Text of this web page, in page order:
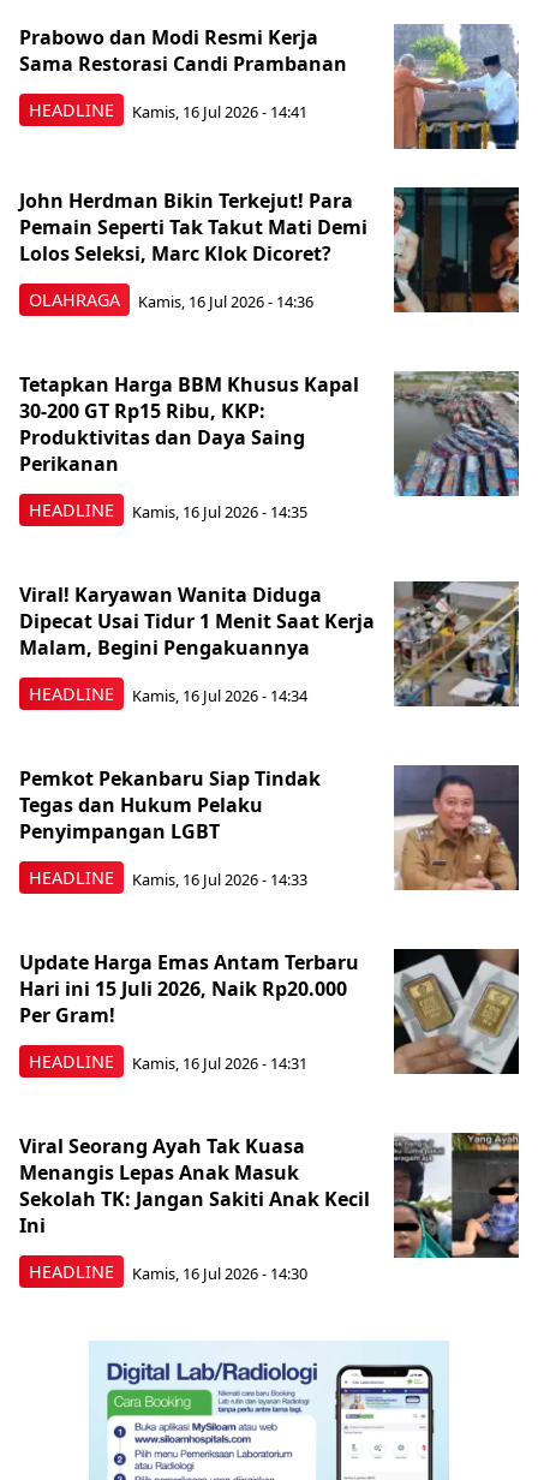
HEADLINE
Prabowo dan Modi Resmi Kerja
Sama Restorasi Candi Prambanan
Kamis, 16 Jul 2026 - 14:41
OLAHRAGA
John Herdman Bikin Terkejut! Para
Pemain Seperti Tak Takut Mati Demi
Lolos Seleksi, Marc Klok Dicoret?
Kamis, 16 Jul 2026 - 14:36
HEADLINE
Tetapkan Harga BBM Khusus Kapal
30-200 GT Rp15 Ribu, KKP:
Produktivitas dan Daya Saing
Perikanan
Kamis, 16 Jul 2026 - 14:35
HEADLINE
Viral! Karyawan Wanita Diduga
Dipecat Usai Tidur 1 Menit Saat Kerja
Malam, Begini Pengakuannya
Kamis, 16 Jul 2026 - 14:34
HEADLINE
Pemkot Pekanbaru Siap Tindak
Tegas dan Hukum Pelaku
Penyimpangan LGBT
Kamis, 16 Jul 2026 - 14:33
HEADLINE
Update Harga Emas Antam Terbaru
Hari ini 15 Juli 2026, Naik Rp20.000
Per Gram!
Kamis, 16 Jul 2026 - 14:31
HEADLINE
Viral Seorang Ayah Tak Kuasa
Menangis Lepas Anak Masuk
Sekolah TK: Jangan Sakiti Anak Kecil
Ini
Kamis, 16 Jul 2026 - 14:30